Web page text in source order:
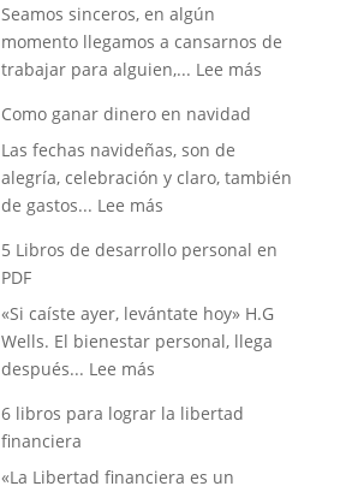
emprendimiento
que
deberias
Seamos sinceros, en algún
momento llegamos a cansarnos de
trabajar para alguien,... Lee más:
negocio:
consejos
Como ganar dinero en navidad
Las fechas navideñas, son de
alegría, celebración y claro, también
de gastos... Lee más:
ganar
en
navidad
5 Libros de desarrollo personal en
PDF
«Si caíste ayer, levántate hoy» H.G
Wells. El bienestar personal, llega
después... Lee más:
Libros
desarrollo
6 libros para lograr la libertad
financiera
«La Libertad financiera es un